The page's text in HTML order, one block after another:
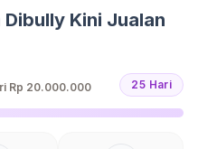
Kini Jualan
Rp 20.000.000 25 Hari